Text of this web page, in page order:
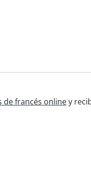
de francés onliney